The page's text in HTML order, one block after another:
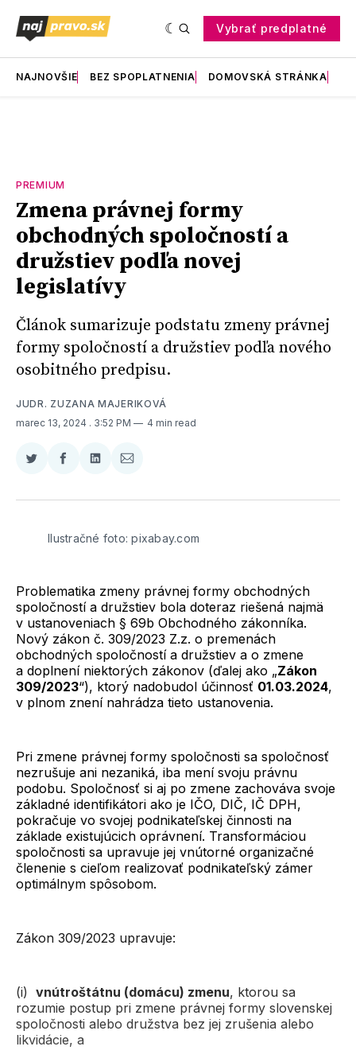
Vybrať predplatné
NAJNOVŠIE BEZ SPOPLATNENIA DOMOVSKÁ STRÁNKA
PREMIUM
Zmena právnej formy
obchodných spoločností a
družstiev podľa novej
legislatívy
Článok sumarizuje podstatu zmeny právnej
formy spoločností a družstiev podľa nového
osobitného predpisu.
JUDR. ZUZANA MAJERIKOVÁ
marec 13, 2024 . 3:52 PM 4 min read
Zdieľať
Twitter
Zdieľať
Facebooku
Zdieľať
LinkedIne
Zdieľať
E-
Ilustračné foto: pixabay.com
Problematika zmeny právnej formy obchodných
spoločností a družstiev bola doteraz riešená najmä
v ustanoveniach § 69b Obchodného zákonníka.
Nový zákon č. 309/2023 Z.z. o premenách
obchodných spoločností a družstiev a o zmene
a doplnení niektorých zákonov (ďalej ako „Zákon
309/2023“), ktorý nadobudol účinnosť 01.03.2024,
v plnom znení nahrádza tieto ustanovenia.
Pri zmene právnej formy spoločnosti sa spoločnosť
nezrušuje ani nezaniká, iba mení svoju právnu
podobu. Spoločnosť si aj po zmene zachováva svoje
základné identifikátori ako je IČO, DIČ, IČ DPH,
pokračuje vo svojej podnikateľskej činnosti na
základe existujúcich oprávnení. Transformáciou
spoločnosti sa upravuje jej vnútorné organizačné
členenie s cieľom realizovať podnikateľský zámer
optimálnym spôsobom.
Zákon 309/2023 upravuje:
(i) vnútroštátnu (domácu) zmenu, ktorou sa
rozumie postup pri zmene právnej formy slovenskej
spoločnosti alebo družstva bez jej zrušenia alebo
likvidácie, a